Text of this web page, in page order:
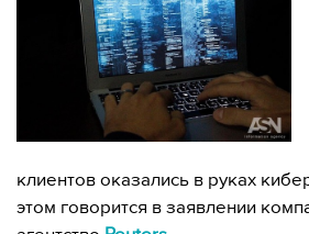
клиентов оказались в руках
этом говорится в заявлении